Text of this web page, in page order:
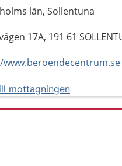
län, Sollentuna
17A, 191 61
mottagningen